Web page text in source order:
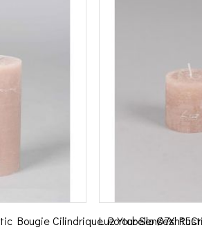
Bougie Cilindrique Portobello
Luz Your Senses